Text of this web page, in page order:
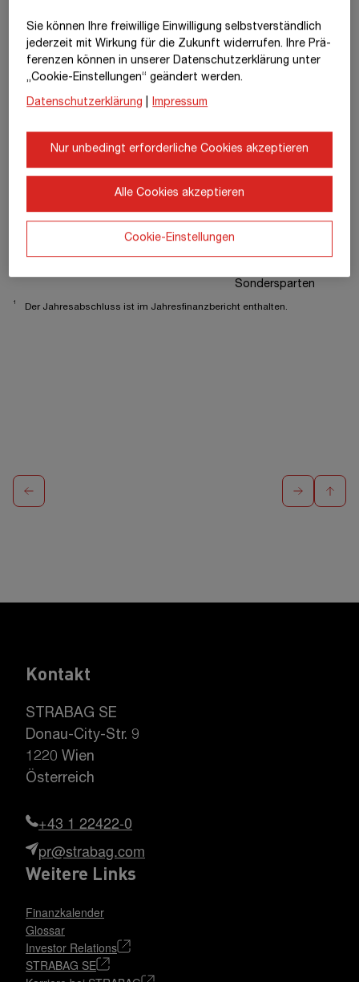
Dipl.-Ing. (FH) Jörg
Mitglied des
Dipl.-Ing. (FH)
Péter Glöckler
Mitglied des
Vorstands
Dipl.-Ing. Siegfried
Wanker
Mitglied des
Sondersparten
1 Der Jahresabschluss ist im Jahresfinanzbericht enthalten.
Kontakt
STRABAG SE
Donau-City-Str. 9
1220 Wien
Österreich
+43 1 22422-0
pr@strabag.com
Weitere Links
Finanzkalender
Glossar
Investor Relations
STRABAG SE
Sie können Ihre freiwillige Einwilligung selbstverständlich
jederzeit mit Wirkung für die Zukunft widerrufen. Ihre Prä­
fe­renzen können in unserer Datenschutzerklärung unter
„Cookie-Einstellungen“ geändert werden.
Datenschutzerklärung Impressum
Nur unbedingt erforderliche Cookies akzeptieren
Alle Cookies akzeptieren
Cookie-Einstellungen